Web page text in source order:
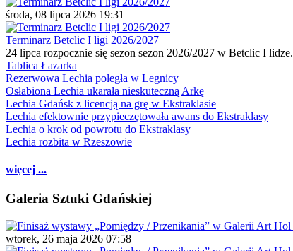
środa, 08 lipca 2026 19:31
Terminarz Betclic I ligi 2026/2027
24 lipca rozpocznie się sezon sezon 2026/2027 w Betclic I lidze.
Tablica Łazarka
Rezerwowa Lechia poległa w Legnicy
Osłabiona Lechia ukarała nieskuteczną Arkę
Lechia Gdańsk z licencją na grę w Ekstraklasie
Lechia efektownie przypieczętowała awans do Ekstraklasy
Lechia o krok od powrotu do Ekstraklasy
Lechia rozbita w Rzeszowie
więcej ...
Galeria Sztuki Gdańskiej
wtorek, 26 maja 2026 07:58